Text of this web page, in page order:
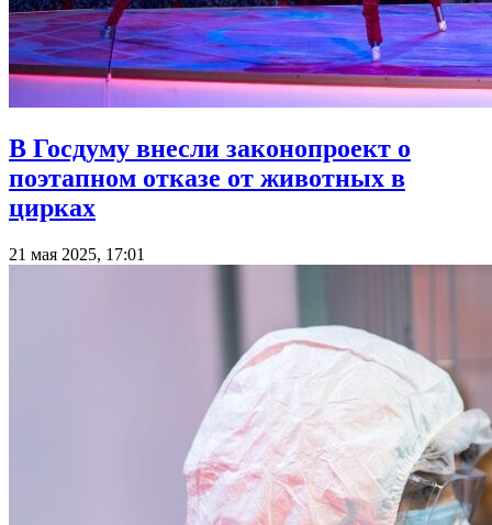
В Госдуму внесли законопроект о
поэтапном отказе от животных в
цирках
21 мая 2025, 17:01